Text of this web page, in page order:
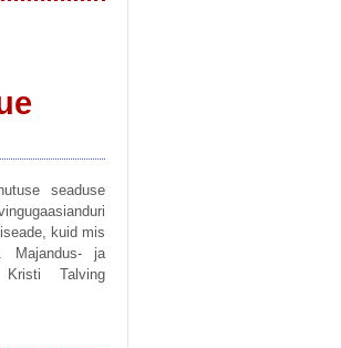
seaduse
kuid mis
Majandus- ja
Kristi Talving